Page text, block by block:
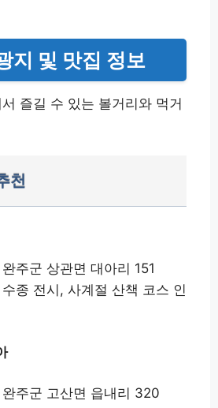
지 및 맛집 정보
즐길 수 있는 볼거리와 먹거
천
주군 상관면 대아리 151
종 전시, 사계절 산책 코스 인
주군 고산면 읍내리 320